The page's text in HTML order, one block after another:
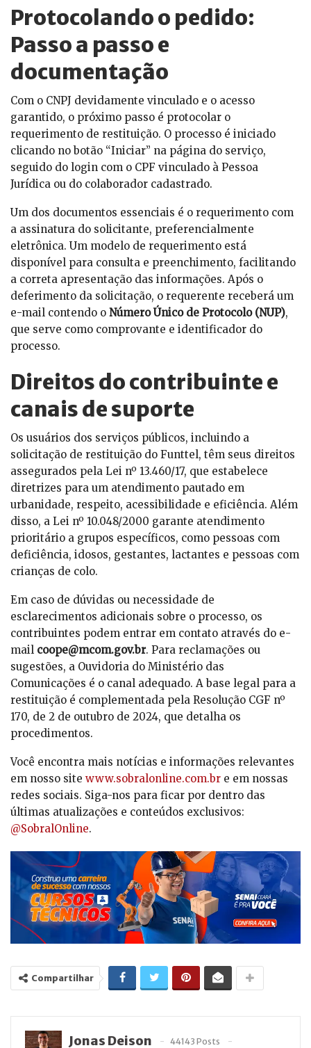
Protocolando o pedido:
Passo a passo e
documentação
Com o CNPJ devidamente vinculado e o acesso
garantido, o próximo passo é protocolar o
requerimento de restituição. O processo é iniciado
clicando no botão “Iniciar” na página do serviço,
seguido do login com o CPF vinculado à Pessoa
Jurídica ou do colaborador cadastrado.
Um dos documentos essenciais é o requerimento com
a assinatura do solicitante, preferencialmente
eletrônica. Um modelo de requerimento está
disponível para consulta e preenchimento, facilitando
a correta apresentação das informações. Após o
deferimento da solicitação, o requerente receberá um
e-mail contendo o Número Único de Protocolo (NUP),
que serve como comprovante e identificador do
processo.
Direitos do contribuinte e
canais de suporte
Os usuários dos serviços públicos, incluindo a
solicitação de restituição do Funttel, têm seus direitos
assegurados pela Lei nº 13.460/17, que estabelece
diretrizes para um atendimento pautado em
urbanidade, respeito, acessibilidade e eficiência. Além
disso, a Lei nº 10.048/2000 garante atendimento
prioritário a grupos específicos, como pessoas com
deficiência, idosos, gestantes, lactantes e pessoas com
crianças de colo.
Em caso de dúvidas ou necessidade de
esclarecimentos adicionais sobre o processo, os
contribuintes podem entrar em contato através do e-
mail coope@mcom.gov.br. Para reclamações ou
sugestões, a Ouvidoria do Ministério das
Comunicações é o canal adequado. A base legal para a
restituição é complementada pela Resolução CGF nº
170, de 2 de outubro de 2024, que detalha os
procedimentos.
Você encontra mais notícias e informações relevantes
em nosso site www.sobralonline.com.br e em nossas
redes sociais. Siga-nos para ficar por dentro das
últimas atualizações e conteúdos exclusivos:
@SobralOnline.
Compartilhar
Jonas Deison 44143 Posts